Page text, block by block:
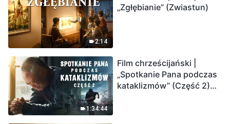
2:14
„Zgłębianie” (Zwiastun)
1:34:44
Film chrześcijański |
„Spotkanie Pana podczas
kataklizmów” (Część 2)